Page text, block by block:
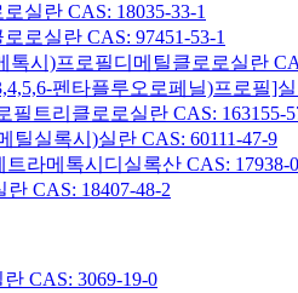
실란 CAS: 18035-33-1
로실란 CAS: 97451-53-1
톡시)프로필디메틸클로로실란
펜타플루오로페닐)프로필]실
필트리클로로실란 CAS: 163155-
틸실록시)실란 CAS: 60111-47-9
트라메톡시디실록산 CAS: 17938-
CAS: 18407-48-2
CAS: 3069-19-0